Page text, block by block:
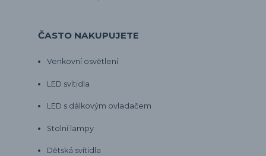
ČASTO NAKUPUJETE
Venkovní osvětlení
LED svítidla
LED s dálkovým ovladačem
Stolní lampy
Dětská svítidla